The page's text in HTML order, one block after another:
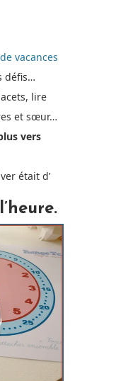
vacances
défis…
lire
et sœur…
vers
était d’